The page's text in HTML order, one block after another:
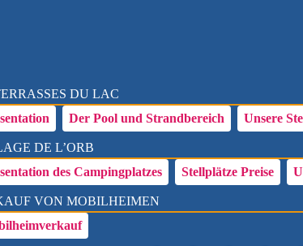
DU LAC
Der Pool und Strandbereich Unsere
DE L’ORB
des Campingplatzes
Stellplätze Preise
VON MOBILHEIMEN